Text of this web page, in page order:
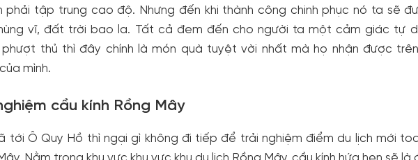
phải tập trung cao độ. Nhưng đến khi thành công chinh phục nó ta sẽ
vĩ, đất trời bao la. Tất cả đem đến cho người ta một cảm giác tự
phượt thủ thì đây chính là món quà tuyệt vời nhất mà họ nhận được
mình.
cầu kính Rồng Mây
tới Ô Quy Hồ thì ngại gì không đi tiếp để trải nghiệm điểm du lịch mới